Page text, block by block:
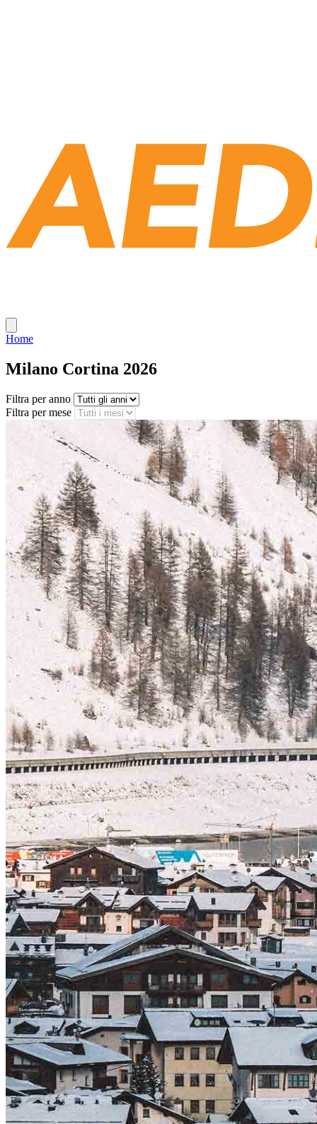
Home
Milano Cortina 2026
Filtra per anno
Filtra per mese